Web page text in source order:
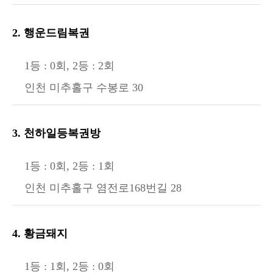
2. 행운드림복권
1등 : 0회, 2등 : 2회
인천 미추홀구 수봉로 30
3. 천하일등복권방
1등 : 0회, 2등 : 1회
인천 미추홀구 염전로168번길 28
4. 황금돼지
1등 : 1회, 2등 : 0회